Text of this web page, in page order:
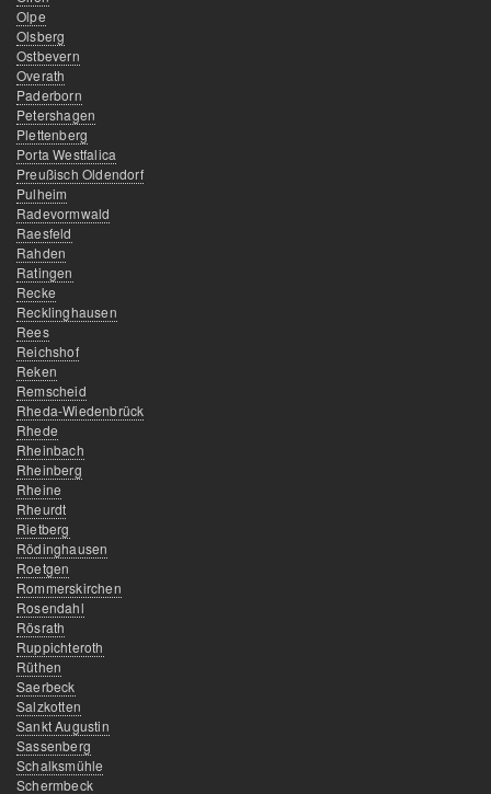
Olpe
Olsberg
Ostbevern
Overath
Paderborn
Petershagen
Plettenberg
Porta Westfalica
Preußisch Oldendorf
Pulheim
Radevormwald
Raesfeld
Rahden
Ratingen
Recke
Recklinghausen
Rees
Reichshof
Reken
Remscheid
Rheda-Wiedenbrück
Rhede
Rheinbach
Rheinberg
Rheine
Rheurdt
Rietberg
Rödinghausen
Roetgen
Rommerskirchen
Rosendahl
Rösrath
Ruppichteroth
Rüthen
Saerbeck
Salzkotten
Sankt Augustin
Sassenberg
Schalksmühle
Schermbeck